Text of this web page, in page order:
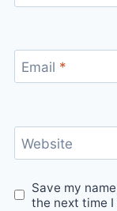
Email *
Website
Save my
the next time I